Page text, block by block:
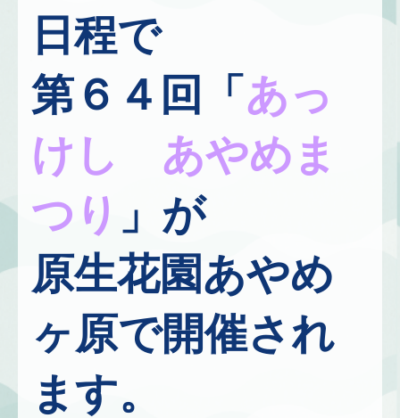
日程で
第６４回「 あっ
けし あやめま
つり 」が
原生花園あやめ
ヶ原で開催され
ます。